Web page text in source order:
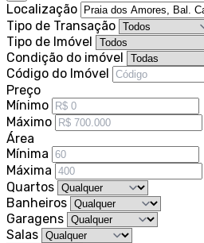
Localização
Tipo de Transação
Tipo de Imóvel
Condição do imóvel
Código do Imóvel
Preço
Mínimo
Máximo
Área
Mínima
Máxima
Quartos
Banheiros
Garagens
Salas